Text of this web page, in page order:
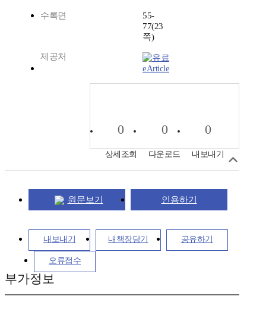
수록면
55-
77(23
쪽)
제공처
eArticle
0
상세조회
0
다운로드
0
내보내기
원문보기 인용하기
내보내기 내책장담기 공유하기
오류접수
부가정보